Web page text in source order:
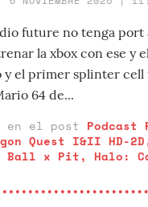
future no tenga port
la xbox con ese y
y el primer splinter cell
64 de...
en el post Podcast
Quest I&II HD-
Ball x Pit, Halo: